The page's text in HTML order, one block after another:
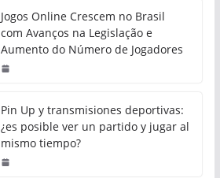
Jogos Online Crescem no Brasil
com Avanços na Legislação e
Aumento do Número de Jogadores
Pin Up y transmisiones deportivas:
¿es posible ver un partido y jugar al
mismo tiempo?